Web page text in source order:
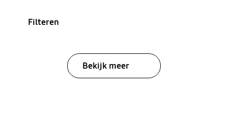
Filteren
Bekijk meer